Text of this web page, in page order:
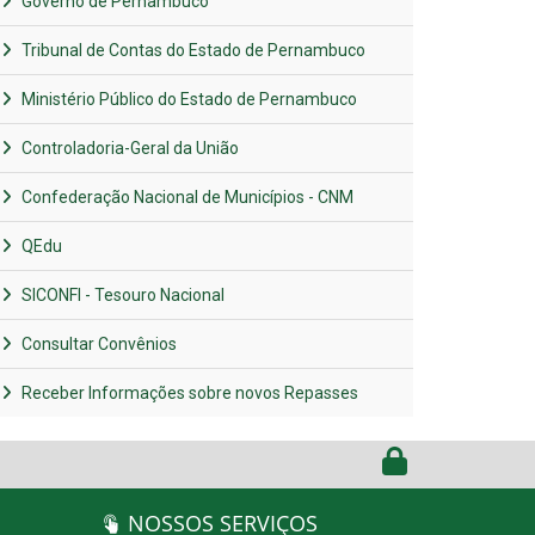
Tribunal de Contas do Estado de Pernambuco
Ministério Público do Estado de Pernambuco
Controladoria-Geral da União
Confederação Nacional de Municípios - CNM
QEdu
SICONFI - Tesouro Nacional
Consultar Convênios
Receber Informações sobre novos Repasses
NOSSOS SERVIÇOS